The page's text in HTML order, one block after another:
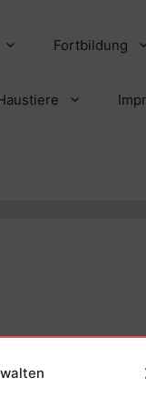
Fortbildung